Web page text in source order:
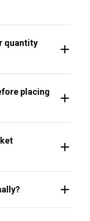
quantity
placing